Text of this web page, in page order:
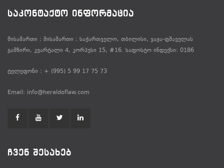
ᲡᲐᲙᲝᲜᲢᲐᲥᲢᲝ ᲘᲜᲤᲝᲠᲛᲐᲪᲘᲐ
მისამართი : მისამართი : საქართველო, თბილისი, ვაჟა-ფშაველას
გამზირი, კვარტალი 4, კორპუსი 15, #16. საფოსტო ინდექსი: 0186
ტელეფონი : + (995) 5 99 17 75 73
Email: info@heraldoflaw.com
ᲩᲕᲔᲜ ᲨᲔᲡᲐᲮᲔᲑ